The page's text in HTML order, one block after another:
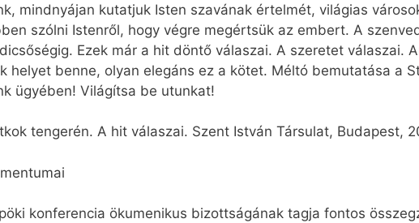
mindnyájan kutatjuk Isten szavának értelmét, világias
szólni Istenről, hogy végre megértsük az embert. A
Ezek már a hit döntő válaszai. A szeretet válaszai.
helyet benne, olyan elegáns ez a kötet. Méltó bemutatása a
ügyében! Világítsa be utunkat!
tengerén. A hit válaszai. Szent István Társulat, Budapest,
konferencia ökumenikus bizottságának tagja fontos